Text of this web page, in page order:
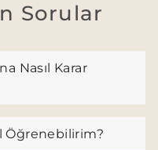
Sorular
Nasıl Karar
Öğrenebilirim?